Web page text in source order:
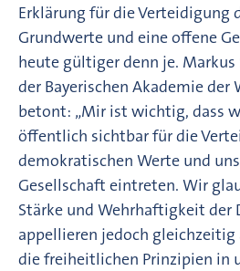
Erklärung für die Verteidigung
Grundwerte und eine offene
heute gültiger denn je. Markus
der Bayerischen Akademie der
betont: „Mir ist wichtig, dass
öffentlich sichtbar für die
demokratischen Werte und
Gesellschaft eintreten. Wir
Stärke und Wehrhaftigkeit der
appellieren jedoch
die freiheitlichen Prinzipien in